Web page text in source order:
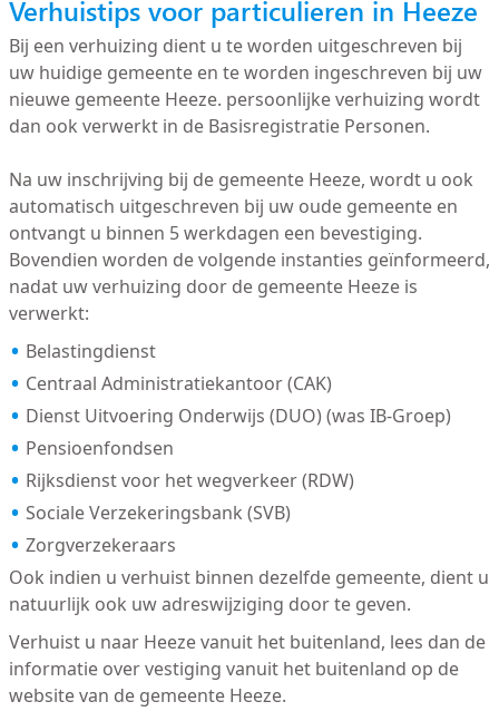
Verhuistips voor particulieren in Heeze
Bij een verhuizing dient u te worden uitgeschreven bij
uw huidige gemeente en te worden ingeschreven bij uw
nieuwe gemeente Heeze. persoonlijke verhuizing wordt
dan ook verwerkt in de Basisregistratie Personen.
Na uw inschrijving bij de gemeente Heeze, wordt u ook
automatisch uitgeschreven bij uw oude gemeente en
ontvangt u binnen 5 werkdagen een bevestiging.
Bovendien worden de volgende instanties geïnformeerd,
nadat uw verhuizing door de gemeente Heeze is
verwerkt:
Belastingdienst
Centraal Administratiekantoor (CAK)
Dienst Uitvoering Onderwijs (DUO) (was IB-Groep)
Pensioenfondsen
Rijksdienst voor het wegverkeer (RDW)
Sociale Verzekeringsbank (SVB)
Zorgverzekeraars
Ook indien u verhuist binnen dezelfde gemeente, dient u
natuurlijk ook uw adreswijziging door te geven.
Verhuist u naar Heeze vanuit het buitenland, lees dan de
informatie over vestiging vanuit het buitenland op de
website van de gemeente Heeze.